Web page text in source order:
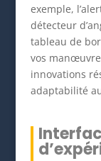
exemple,
détecteur
tableau de
vos
innovations
adaptabilité